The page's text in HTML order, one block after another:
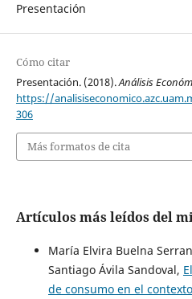
Presentación
Cómo citar
Presentación. (2018).Análisis
https://
306
Más formatos de cita
Artículos más leídos del
María Elvira Buelna
Santiago Ávila Sandoval,
de consumo en el